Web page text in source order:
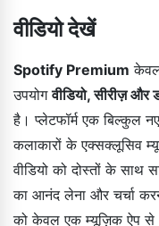
वीडियो देखें
Spotify Premium
उपयोगवीडियो, सीरीज़ और
है। प्लेटफॉर्म एक बिल्कुल
कलाकारों के एक्सक्लूसिव
वीडियो को दोस्तों के साथ
का आनंद लेना और चर्चा
को केवल एक म्यूज़िक ऐप से